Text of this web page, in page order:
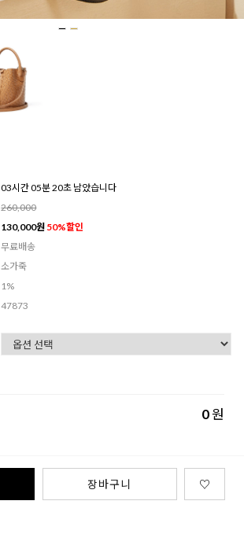
03시간 05분 18초 남았습니다
260,000
130,000원 50%할인
무료배송
소가죽
1%
47873
0원
장바구니 ♡